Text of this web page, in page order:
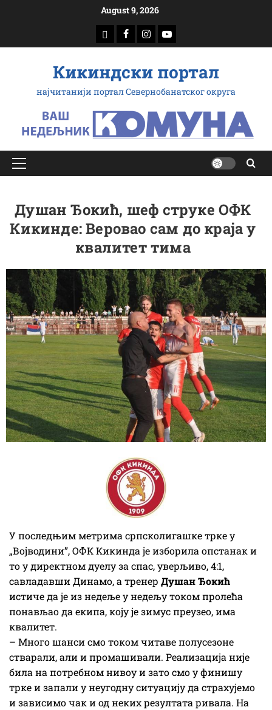
August 9, 2026
доwнлоад
Фацебоок
Инстаграм
Yоутубе
Кикиндски портал
најчитанији портал Севернобанатског округа
Примарy
Душан Ђокић, шеф струке ОФК
Кикинде: Веровао сам до краја у
квалитет тима
У последњим метрима српсколигашке трке у
„Војводини”, ОФК Кикинда је изборила опстанак и
то у директном дуелу за спас, уверљиво, 4:1,
савладавши Динамо, а тренер Душан Ђокић
истиче да је из недеље у недељу током пролећа
понављао да екипа, коју је зимус преузео, има
квалитет.
– Много шанси смо током читаве полусезоне
стварали, али и промашивали. Реализација није
била на потребном нивоу и зато смо у финишу
трке и запали у неугодну ситуацију да страхујемо
и зависимо чак и од неких резултата ривала. На